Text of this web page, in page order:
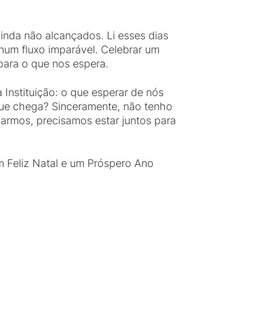
não alcançados. Li esses dias
fluxo imparável. Celebrar um
o que nos espera.
Instituição: o que esperar de nós
chega? Sinceramente, não tenho
precisamos estar juntos para
Feliz Natal e um Próspero Ano